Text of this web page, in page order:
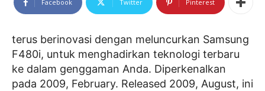
Facebook Twitter Pinterest
terus berinovasi dengan meluncurkan Samsung
F480i, untuk menghadirkan teknologi terbaru
ke dalam genggaman Anda. Diperkenalkan
pada 2009, February. Released 2009, August, ini